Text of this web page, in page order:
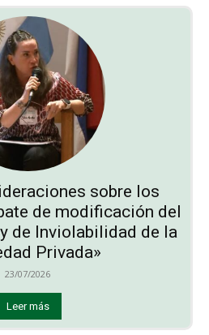
sobre los
de modificación del
de Inviolabilidad de la
Privada»
23/07/2026
Leer más